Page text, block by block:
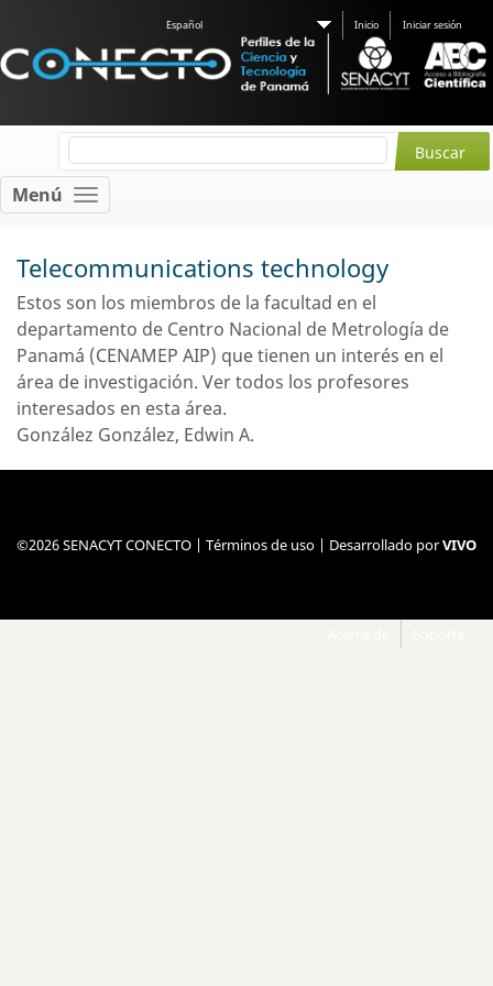
Español Inicio Iniciar sesión
Menú
Telecommunications technology
Estos son los miembros de la facultad en el
departamento de Centro Nacional de Metrología de
Panamá (CENAMEP AIP) que tienen un interés en el
área de investigación. Ver todos los profesores
interesados ​​en esta área.
González González, Edwin A.
©2026 SENACYT CONECTO | Términos de uso | Desarrollado porVIVO